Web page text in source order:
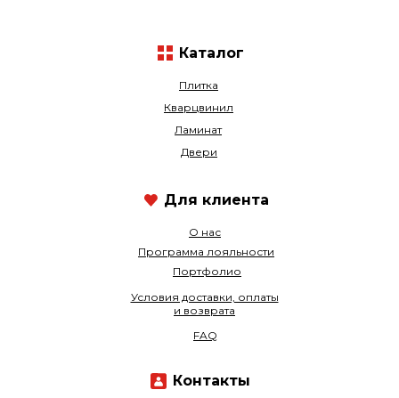
Плитка
Кварцвинил
О нас
Ламинат
Программа лояльности
Двери
Портфолио
Условия доставки, оплаты
и возврата
FAQ
Каталог
Контакты
Для клиента